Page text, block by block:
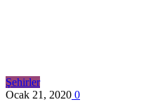
Şehirler
Ocak 21, 2020 0